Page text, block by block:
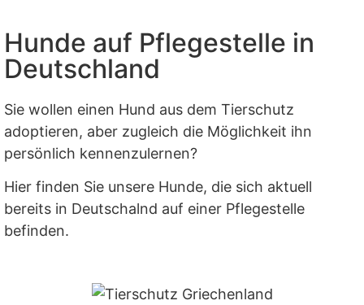
Hunde auf Pflegestelle in
Deutschland
Sie wollen einen Hund aus dem Tierschutz
adoptieren, aber zugleich die Möglichkeit ihn
persönlich kennenzulernen?
Hier finden Sie unsere Hunde, die sich aktuell
bereits in Deutschalnd auf einer Pflegestelle
befinden.